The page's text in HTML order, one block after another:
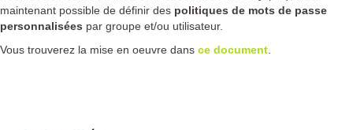
KWARTZ SERVER
Solutions Tablettes
KMC PROF
maintenant possible de définir des politiques de mots de passe
personnalisées par groupe et/ou utilisateur.
Vous trouverez la mise en oeuvre dans ce document